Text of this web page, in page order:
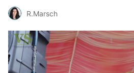
R.Marsch